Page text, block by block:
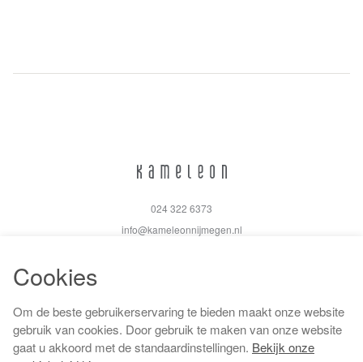
024 322 6373
info@kameleonnijmegen.nl
Algemene voorwaarden
Privacy policy
Cookiebeleid
Cookies
Om de beste gebruikerservaring te bieden maakt onze website
gebruik van cookies. Door gebruik te maken van onze website
gaat u akkoord met de standaardinstellingen. Bekijk onze